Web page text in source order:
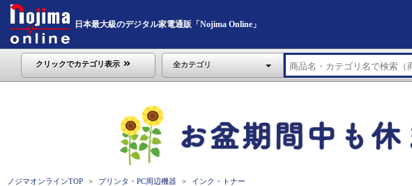
日本最大級のデジタル家電通販「Nojima Online」
クリックでカテゴリ表示 全カテゴリ
ノジマオンラインTOP プリンタ・PC周辺機器 インク・トナー